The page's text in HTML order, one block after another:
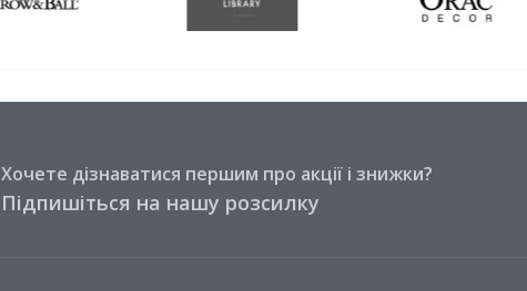
Хочете дізнаватися першим про акції і знижки?
Підпишіться на нашу розсилку